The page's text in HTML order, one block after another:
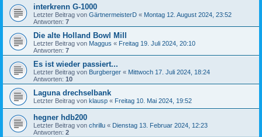
interkrenn G-1000
Letzter Beitrag von GärtnermeisterD « Montag 12. August 2024, 23:52
Antworten: 7
Die alte Holland Bowl Mill
Letzter Beitrag von Maggus « Freitag 19. Juli 2024, 20:10
Antworten: 7
Es ist wieder passiert...
Letzter Beitrag von Burgberger « Mittwoch 17. Juli 2024, 18:24
Antworten: 10
Laguna drechselbank
Letzter Beitrag von klausp « Freitag 10. Mai 2024, 19:52
hegner hdb200
Letzter Beitrag von chrillu « Dienstag 13. Februar 2024, 12:23
Antworten: 2